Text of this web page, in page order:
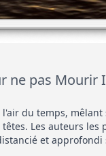
ne pas Mourir
du temps, mêlant
Les auteurs
et approfondi